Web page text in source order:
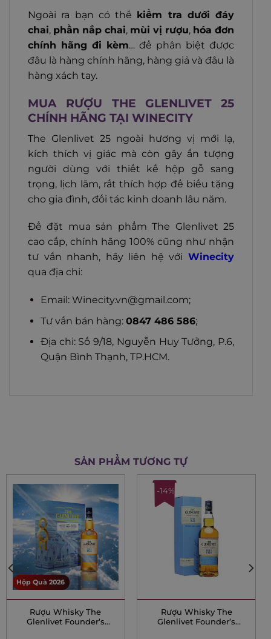
Ngoài ra bạn có thể
kiểm tra dưới đáy
chai, phần nắp chai, mùi vị rượu, hóa đơn
chính hãng đi kèm… để phân biệt được
đâu là hàng chính hãng, hàng giả và đâu là
hàng xách tay.
MUA RƯỢU THE GLENLIVET 25
CHÍNH HÃNG TẠI WINECITY
The Glenlivet 25 ngoài hương vị mới lạ,
kích thích vị giác mà còn gây ấn tượng
người dùng với thiết kế hộp gỗ sang
trọng, lịch lãm, rất thích hợp để biếu tặng
cho gia đình, đối tác kinh doanh lâu năm.
Để đặt mua sản phẩm The Glenlivet 25
cao cấp, chính hãng 100% cũng như nhận
tư vấn nhanh, hãy liên hệ với Winecity
qua địa chỉ:
Email: Winecity.vn@gmail.com;
Tư vấn bán hàng: 0847 486 586;
Địa chỉ: Số 9/18, Nguyễn Huy Tưởng, P.6,
Quận Bình Thạnh, TP.HCM.
SẢN PHẨM TƯƠNG TỰ
Hộp Quà 2026
Rượu Whisky The
Glenlivet Founder’s
-14%
Rượu Whisky The
Glenlivet Founder’s